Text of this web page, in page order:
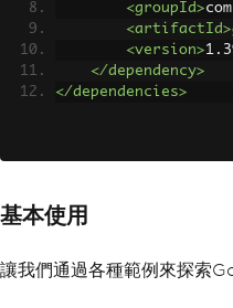
<groupId>
<artifactId>
<version>
</dependency>
</dependencies>
基本使用
讓我們通過各種範例來探索